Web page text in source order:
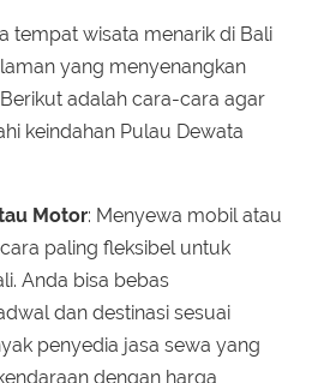
tempat wisata menarik di Bali
yang menyenangkan
adalah cara-cara agar
keindahan Pulau Dewata
Motor: Menyewa mobil atau
paling fleksibel untuk
Anda bisa bebas
dan destinasi sesuai
penyedia jasa sewa yang
dengan harga